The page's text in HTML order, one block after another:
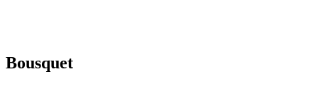
Bousquet